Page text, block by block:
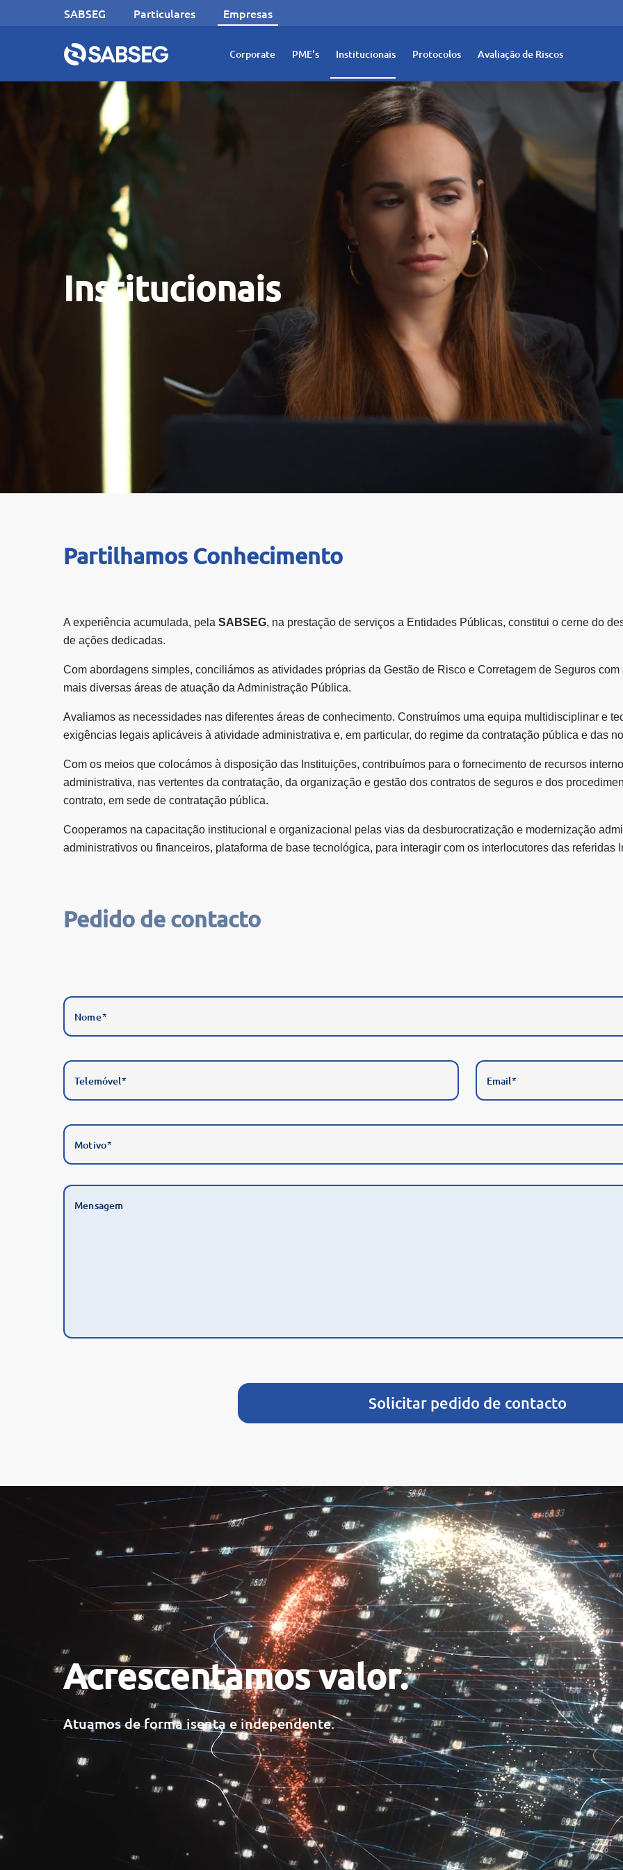
SABSEG Particulares Empresas
Corporate PME's Institucionais Protocolos Avaliação de Riscos
Institucionais
Partilhamos Conhecimento
A experiência acumulada, pelaSABSEG, na prestação de serviços a Entidades Públicas, constitui o cerne do
de ações dedicadas.
Com abordagens simples, conciliámos as atividades próprias da Gestão de Risco e Corretagem de Seguros
mais diversas áreas de atuação da Administração Pública.
Avaliamos as necessidades nas diferentes áreas de conhecimento. Construímos uma equipa multidisciplinar e
exigências legais aplicáveis à atividade administrativa e, em particular, do regime da contratação pública e das
Com os meios que colocámos à disposição das Instituições, contribuímos para o fornecimento de recursos
administrativa, nas vertentes da contratação, da organização e gestão dos contratos de seguros e dos
contrato, em sede de contratação pública.
Cooperamos na capacitação institucional e organizacional pelas vias da desburocratização e modernização
administrativos ou financeiros, plataforma de base tecnológica, para interagir com os interlocutores das referidas
Pedido de contacto
Nome
Telemóvel Email
Motivo
Mensagem
Solicitar pedido de contacto
Acrescentamos valor.
Atuamos de forma isenta e independente.